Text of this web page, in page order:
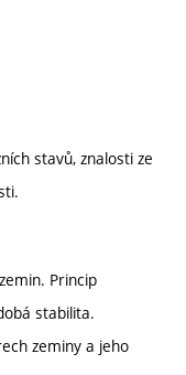
stavů, znalosti ze
Princip
stabilita.
zeminy a jeho